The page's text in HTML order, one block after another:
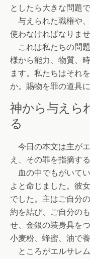
としたら大きな問題で
与えられた職権や
使わなければなりませ
これは私たちの問
様から能力、物質、
ます。私たちはそれ
か。賜物を罪の道具
神から与えら
る
今日の本文は主が
え、その罪を指摘す
血の中でもがいて
よと命じました。彼
でした。主はご自分
約を結び、ご自分の
せ、金銀の装身具を
小麦粉、蜂蜜、油で養
ところがエルサレ